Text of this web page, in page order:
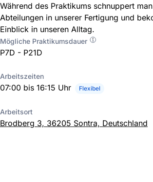
Während des Praktikums schnuppert
Abteilungen in unserer Fertigung und
Einblick in unseren Alltag.
Mögliche Praktikumsdauer
P7D - P21D
Arbeitszeiten
07:00 bis 16:15 Uhr Flexibel
Arbeitsort
Brodberg 3, 36205 Sontra, Deutschland